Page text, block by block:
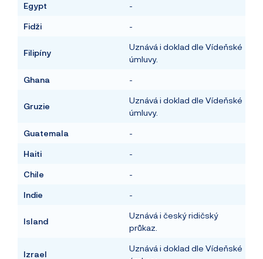
Egypt -
Fidži -
Filipíny
Uznává i doklad dle Vídeňské
úmluvy.
Ghana -
Gruzie
Uznává i doklad dle Vídeňské
úmluvy.
Guatemala -
Haiti -
Chile -
Indie -
Island
Uznává i český ridičský
průkaz.
Izrael
Uznává i doklad dle Vídeňské